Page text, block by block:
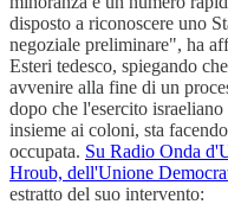
disposto a riconoscere uno
negoziale preliminare", ha
Esteri tedesco, spiegando
avvenire alla fine di un
dopo che l'esercito
insieme ai coloni, sta
occupata. Su Radio Onda
Hroub, dell'Unione
estratto del suo intervento: